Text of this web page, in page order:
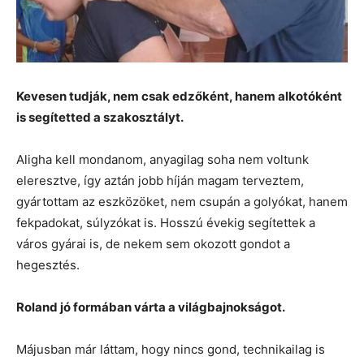
Kevesen tudják, nem csak edzőként, hanem alkotóként
is segítetted a szakosztályt.
Aligha kell mondanom, anyagilag soha nem voltunk
eleresztve, így aztán jobb híján magam terveztem,
gyártottam az eszközöket, nem csupán a golyókat, hanem
fekpadokat, súlyzókat is. Hosszú évekig segítettek a
város gyárai is, de nekem sem okozott gondot a
hegesztés.
Roland jó formában várta a világbajnokságot.
Májusban már láttam, hogy nincs gond, technikailag is